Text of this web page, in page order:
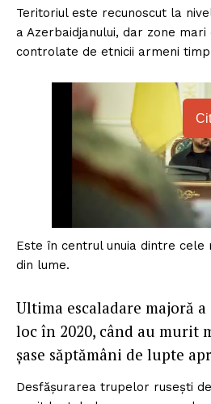
Teritoriul este recunoscut la
a Azerbaidjanului, dar zone
controlate de etnicii armeni
Este în centrul unuia dintre cele
din lume.
Ultima escaladare majoră
loc în 2020, când au murit
șase săptămâni de lupte
Desfășurarea trupelor rusești